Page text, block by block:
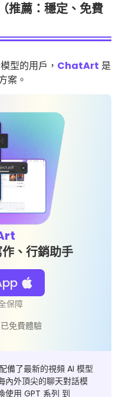
推薦：穩定、免費
型的用戶， ChatArt 是
案。
、行銷助手
免費體驗
備了最新的視頻 AI 模型
內外頂尖的聊天對話模
使用 GPT 系列 到